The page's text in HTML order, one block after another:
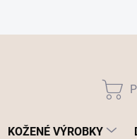
KOŽENÉ VÝROBKY